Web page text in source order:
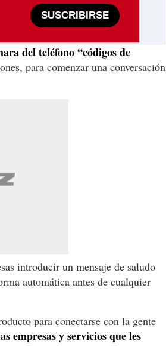
SUSCRIBIRSE
del teléfono “códigos de
para comenzar una conversación
introducir un mensaje de saludo
automática antes de cualquier
para conectarse con la gente
empresas y servicios que les